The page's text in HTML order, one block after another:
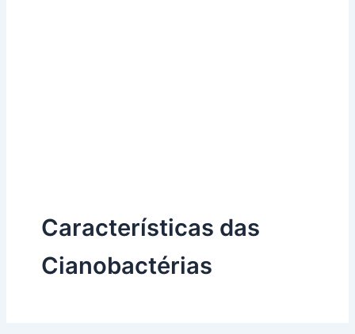
Características das
Cianobactérias